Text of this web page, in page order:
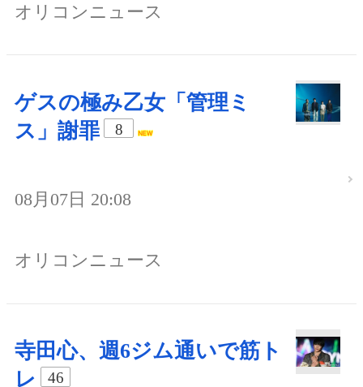
オリコンニュース
ゲスの極み乙女「管理ミ
ス」謝罪
8
08月07日 20:08
オリコンニュース
寺田心、週6ジム通いで筋ト
レ
46